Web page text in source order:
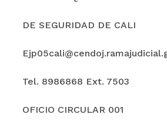
DE SEGURIDAD DE CALI
Tel. 8986868 Ext. 7503
OFICIO CIRCULAR 001